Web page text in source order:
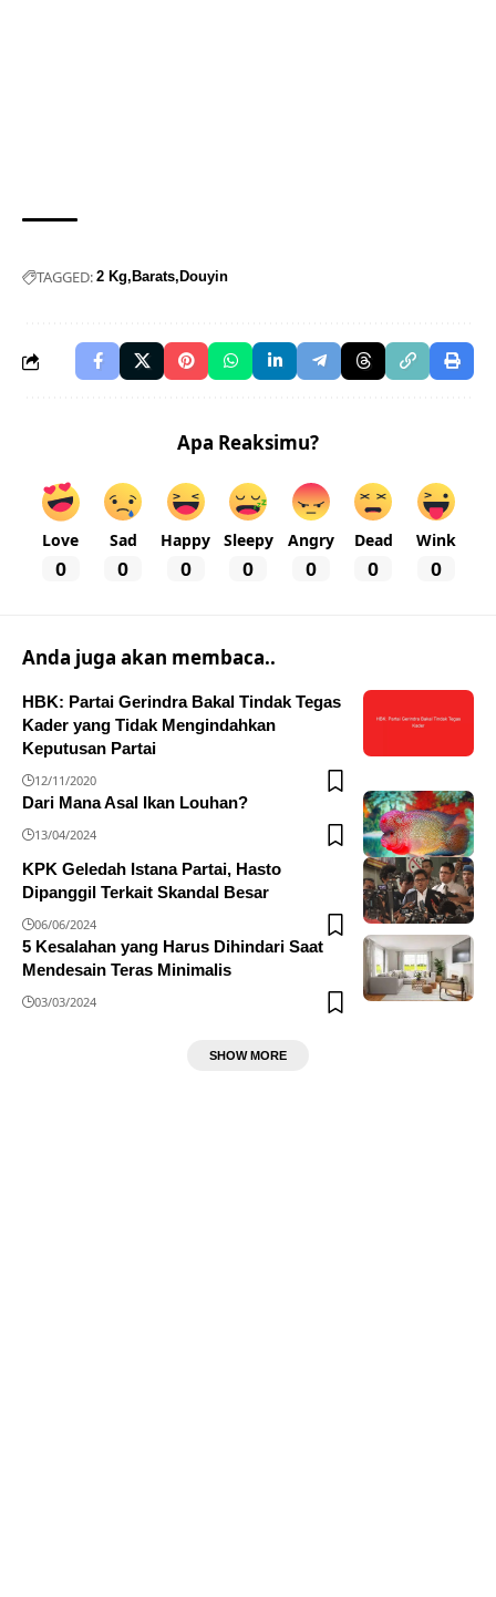
TAGGED: 2 Kg Barats Douyin
Apa Reaksimu?
Love
0
Sad
0
Happy
0
Sleepy
0
Angry
0
Dead
0
Wink
0
Anda juga akan membaca..
HBK: Partai Gerindra Bakal Tindak Tegas
Kader yang Tidak Mengindahkan
Keputusan Partai
12/11/2020
Dari Mana Asal Ikan Louhan?
13/04/2024
KPK Geledah Istana Partai, Hasto
Dipanggil Terkait Skandal Besar
06/06/2024
5 Kesalahan yang Harus Dihindari Saat
Mendesain Teras Minimalis
03/03/2024
SHOW MORE